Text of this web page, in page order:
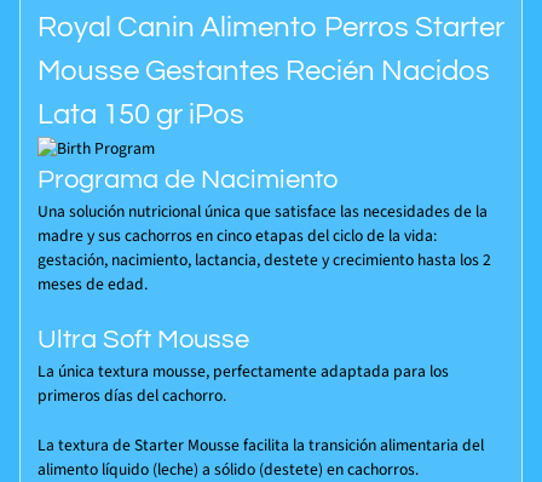
Royal Canin Alimento Perros Starter
Mousse Gestantes Recién Nacidos
Lata 150 gr iPos
Programa de Nacimiento
Una solución nutricional única que satisface las necesidades de la
madre y sus cachorros en cinco etapas del ciclo de la vida:
gestación, nacimiento, lactancia, destete y crecimiento hasta los 2
meses de edad.
Ultra Soft Mousse
La única textura mousse, perfectamente adaptada para los
primeros días del cachorro.
La textura de Starter Mousse facilita la transición alimentaria del
alimento líquido (leche) a sólido (destete) en cachorros.